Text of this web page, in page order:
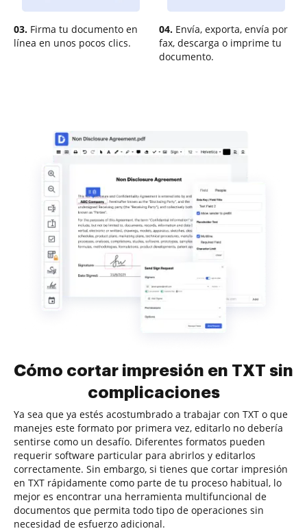
03. Firma tu documento en
línea en unos pocos clics.
04. Envía, exporta, envía por
fax, descarga o imprime tu
documento.
Cómo cortar impresión en TXT sin
complicaciones
Ya sea que ya estés acostumbrado a trabajar con TXT o que
manejes este formato por primera vez, editarlo no debería
sentirse como un desafío. Diferentes formatos pueden
requerir software particular para abrirlos y editarlos
correctamente. Sin embargo, si tienes que cortar impresión
en TXT rápidamente como parte de tu proceso habitual, lo
mejor es encontrar una herramienta multifuncional de
documentos que permita todo tipo de operaciones sin
necesidad de esfuerzo adicional.